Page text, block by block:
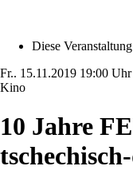
Diese
Fr.. 15.11.2019 19:00 Uhr
Kino
10 Jahre